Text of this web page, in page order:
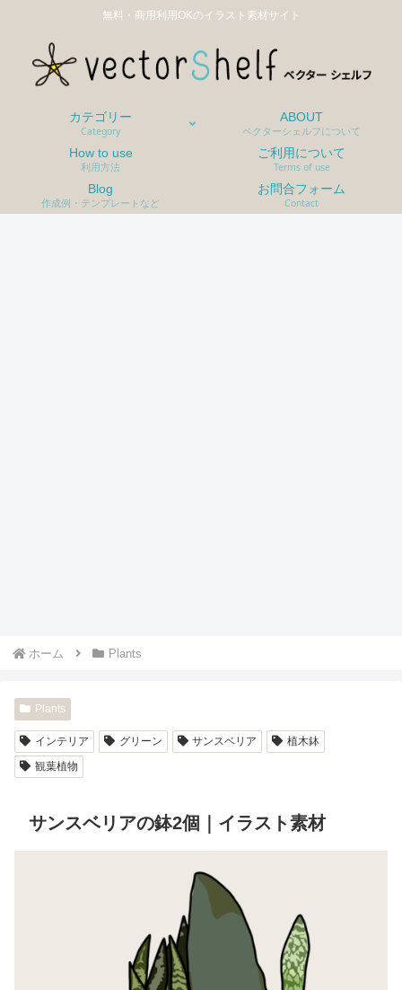
無料・商用利用OKのイラスト素材サイト
カテゴリー
Category
ABOUT
ベクターシェルフについて
How to use
利用方法
ご利用について
Terms of use
Blog
作成例・テンプレートなど
お問合フォーム
Contact
ホーム Plants
Plants
インテリア グリーン サンスベリア
植木鉢
観葉植物
サンスベリアの鉢2個｜イラスト素材